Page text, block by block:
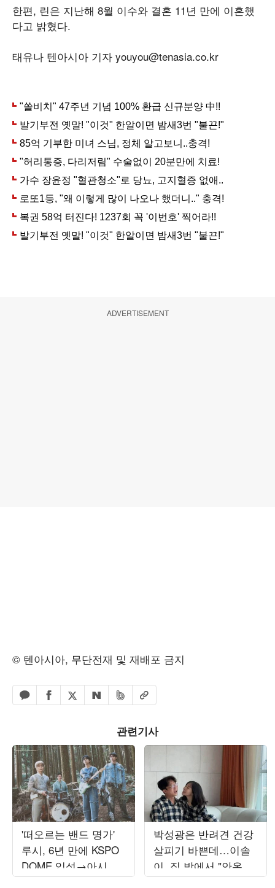
한편, 린은 지난해 8월 이수와 결혼 11년 만에 이혼했
다고 밝혔다.
태유나 텐아시아 기자 youyou@tenasia.co.kr
ADVERTISEMENT
© 텐아시아, 무단전재 및 재배포 금지
카카오톡 공유하기
페이스북 공유하기
엑스 공유하기
네이버 공유하기
밴드 공유하기
URL복사
관련기사
'떠오르는 밴드 명가'
루시, 6년 만에 KSPO
DOME 입성→아시아
출격…4개 도시 앙코
박성광은 반려견 건강
살피기 바쁜데…이솔
이, 집 밖에서 "안온하
길"